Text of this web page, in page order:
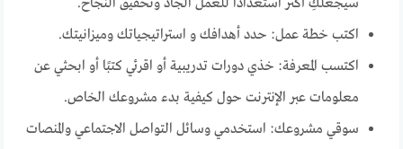
اكتب خطة عمل: حدد أهدافك و استراتيجياتك وميزانيتك.
اكتسب المعرفة: خذي دورات تدريبية أو اقرئي كتبًا أو ابحثي عن
معلومات عبر الإنترنت حول كيفية بدء مشروعك الخاص.
سوقي مشروعك: استخدمي وسائل التواصل الاجتماعي والمنصات